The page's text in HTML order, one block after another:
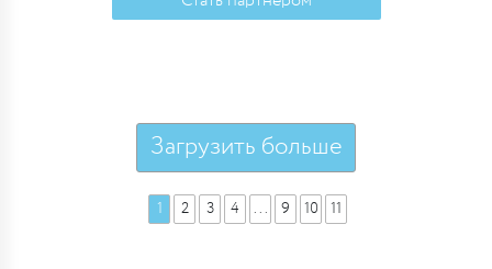
Загрузить больше
1 2 3 4 ... 9 10 11